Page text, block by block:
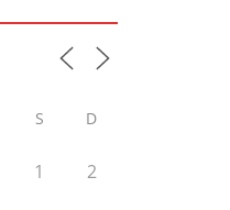
S D
1 2